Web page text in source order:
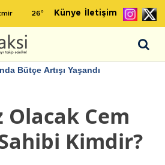
26° Künye İletişim
Bütçe Artışı Yaşandı
Olacak Cem
Kimdir?